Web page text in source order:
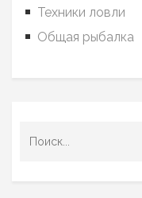
Техники ловли
Общая рыбалка